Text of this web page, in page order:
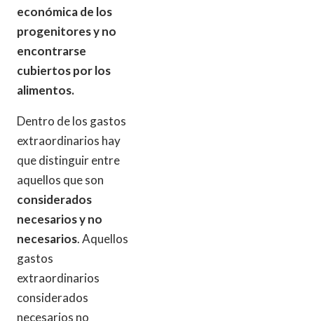
económica de los
progenitores y no
encontrarse
cubiertos por los
alimentos.
Dentro de los gastos
extraordinarios hay
que distinguir entre
aquellos que son
considerados
necesarios y no
necesarios. Aquellos
gastos
extraordinarios
considerados
necesarios no